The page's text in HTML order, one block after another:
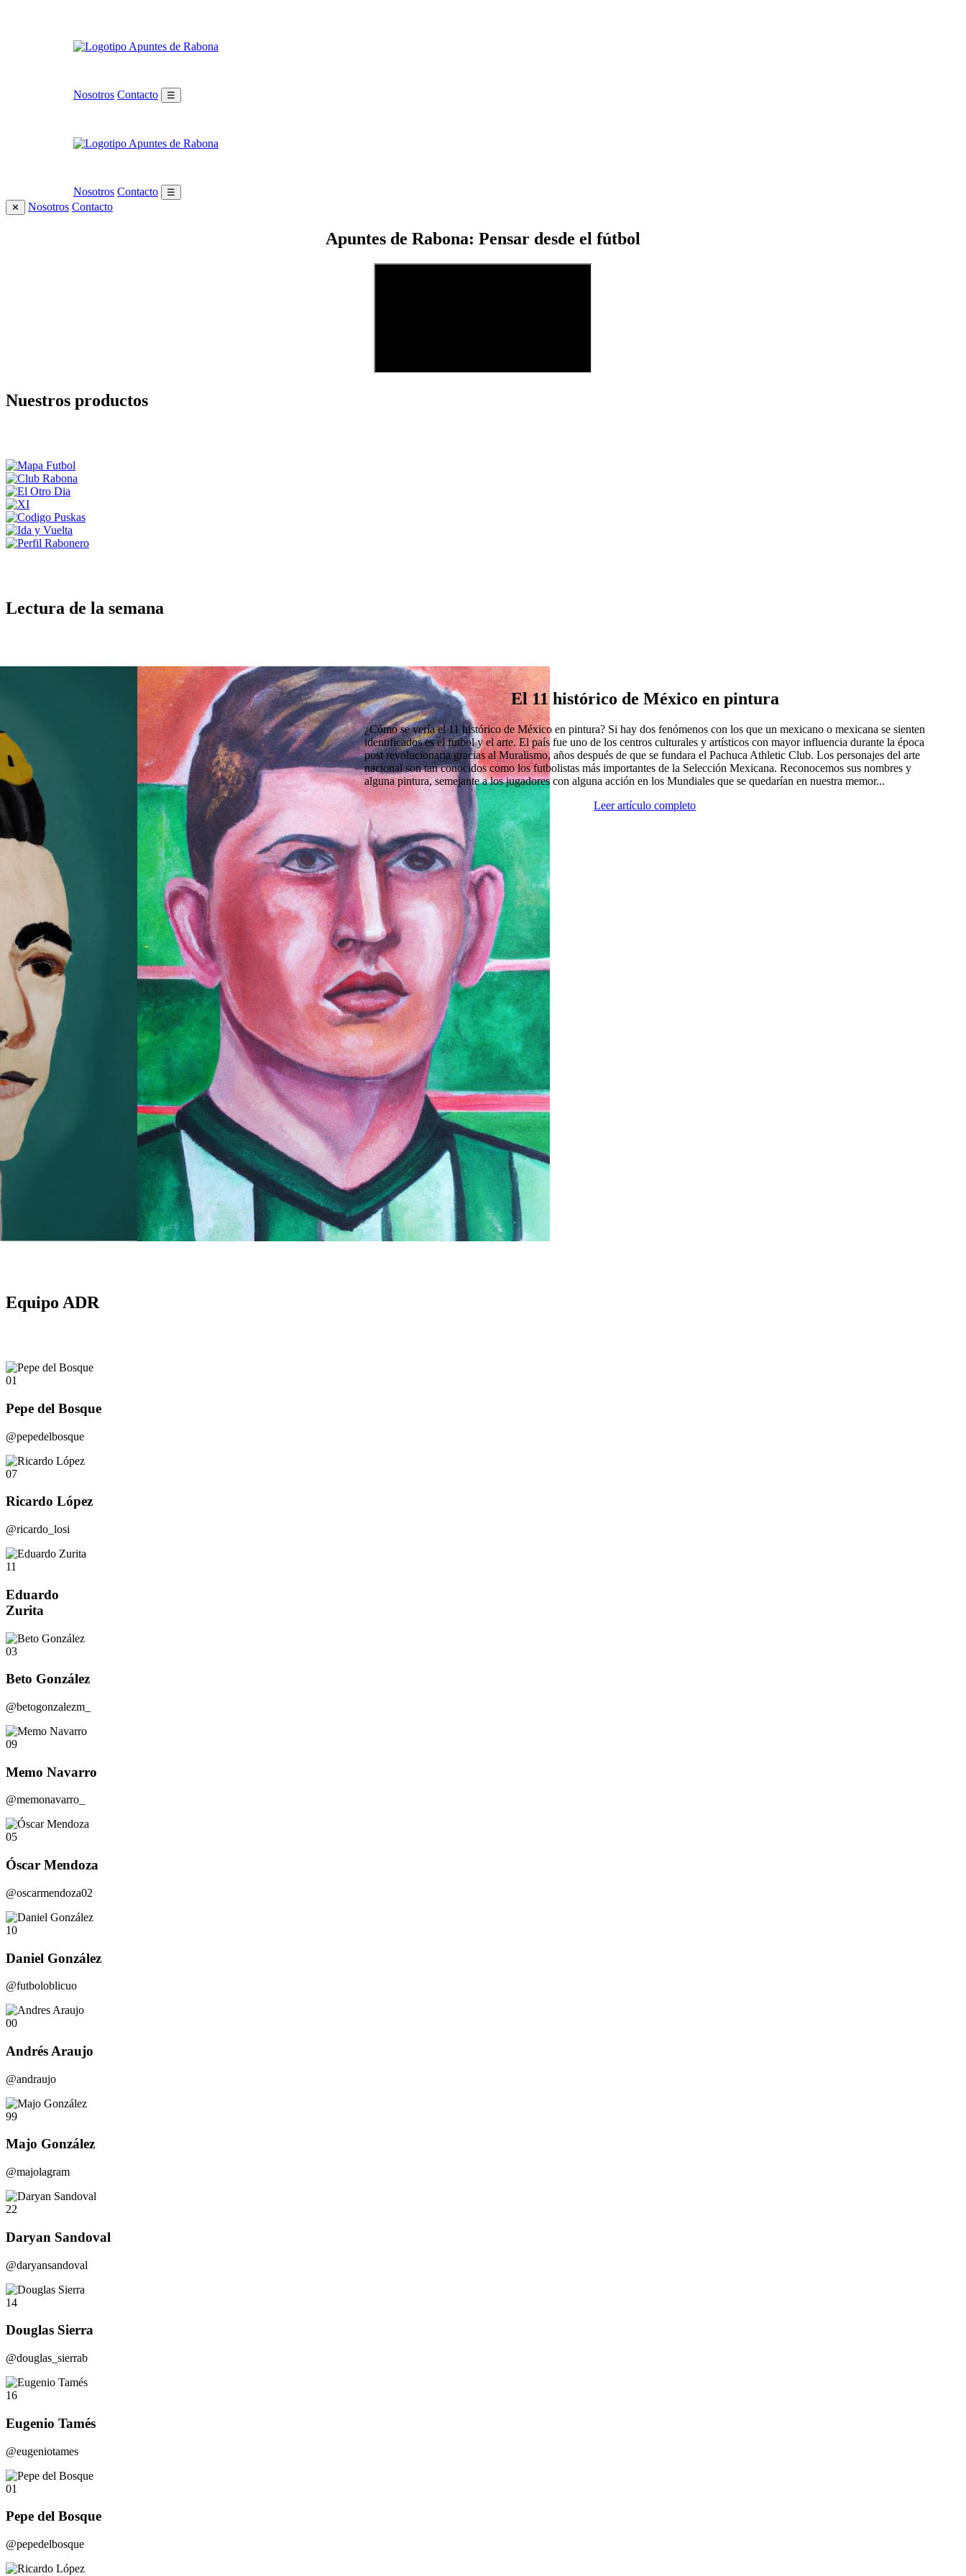
Nosotros Contacto ☰
Nosotros Contacto
☰
✕
Nosotros Contacto
Apuntes de Rabona: Pensar desde el fútbol
Nuestros productos
Lectura de la semana
El 11 histórico de México en pintura
¿Cómo se vería el 11 histórico de México en pintura? Si hay dos fenómenos con los que un mexicano o mexicana se sienten
identificados es el futbol y el arte. El país fue uno de los centros culturales y artísticos con mayor influencia durante la época
post revolucionaria gracias al Muralismo, años después de que se fundara el Pachuca Athletic Club. Los personajes del arte
nacional son tan conocidos como los futbolistas más importantes de la Selección Mexicana. Reconocemos sus nombres y
alguna pintura, semejante a los jugadores con alguna acción en los Mundiales que se quedarían en nuestra memor...
Leer artículo completo
Equipo ADR
01
Pepe del Bosque
@pepedelbosque
07
Ricardo López
@ricardo_losi
11
Eduardo
Zurita
03
Beto González
@betogonzalezm_
09
Memo Navarro
@memonavarro_
05
Óscar Mendoza
@oscarmendoza02
10
Daniel González
@futboloblicuo
00
Andrés Araujo
@andraujo
99
Majo González
@majolagram
22
Daryan Sandoval
@daryansandoval
14
Douglas Sierra
@douglas_sierrab
16
Eugenio Tamés
@eugeniotames
01
Pepe del Bosque
@pepedelbosque